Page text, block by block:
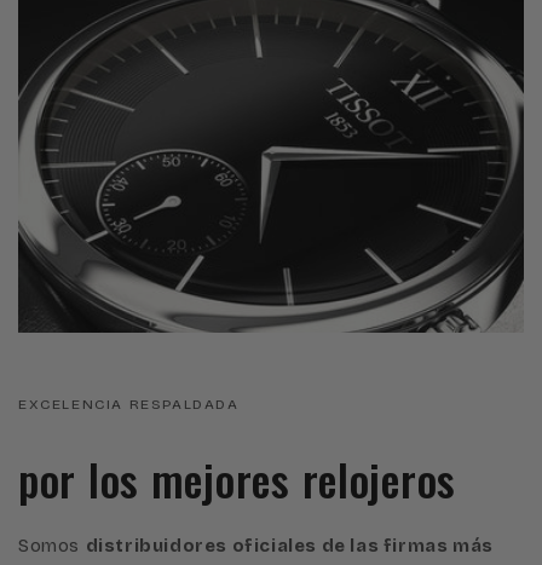
EXCELENCIA RESPALDADA
por los mejores relojeros
Somos distribuidores oficiales de las firmas más